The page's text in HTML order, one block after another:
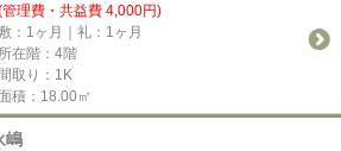
管理費・共益費 4,000円)
敷：1ヶ月｜礼：1ヶ月
所在階：4階
間取り：1K
積：18.00㎡
嶋